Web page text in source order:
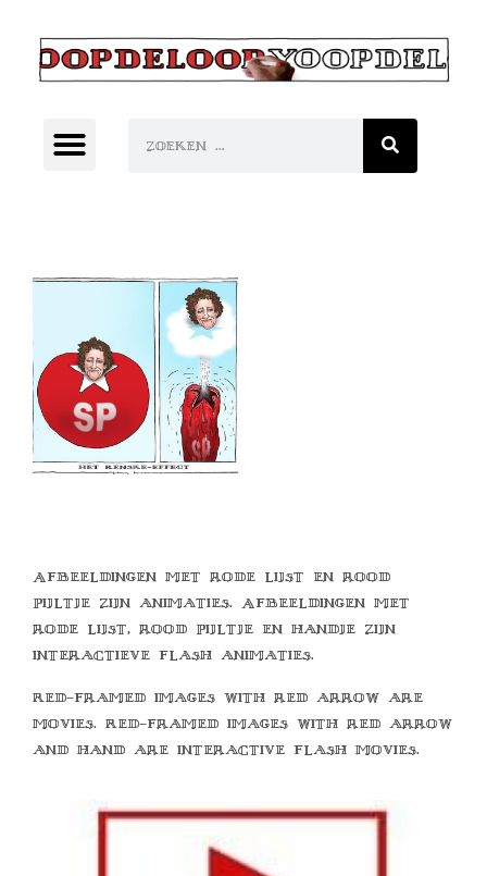
Afbeeldingen met rode lijst en rood
pijltje zijn animaties. Afbeeldingen met
rode lijst, rood pijltje en handje zijn
interactieve flash animaties.
Red-framed images with red arrow are
movies. Red-framed images with red arrow
and hand are interactive flash movies.